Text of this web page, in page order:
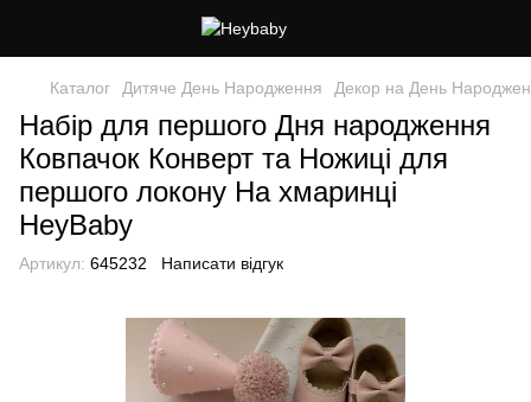
Каталог Дитяче День Народження Декор на День
Набір для першого Дня народження
Ковпачок Конверт та Ножиці для
першого локону На хмаринці
HeyBaby
Артикул: 645232 Написати відгук